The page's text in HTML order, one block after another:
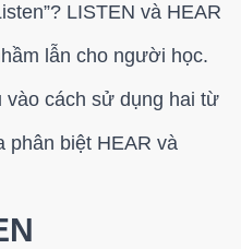
LISTEN và HEAR
lẫn cho người học.
cách sử dụng hai từ
phân biệt HEAR và